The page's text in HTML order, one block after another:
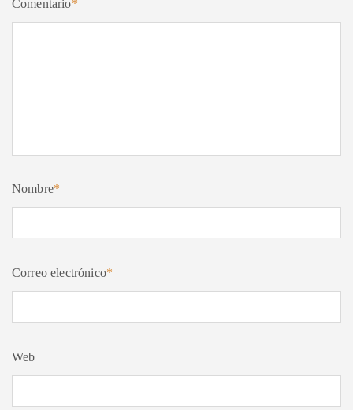
Comentario*
Nombre*
Correo electrónico*
Web